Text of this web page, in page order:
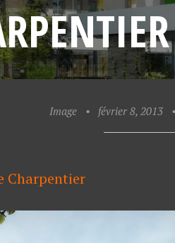
Image • février 8, 2013 •
Charpentier